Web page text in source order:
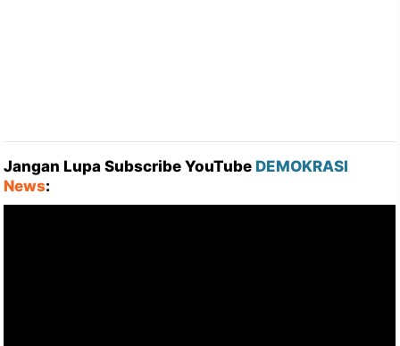
Jangan Lupa Subscribe YouTube DEMOKRASI
News: